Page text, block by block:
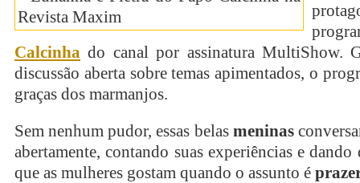
Calcinha do canal por assinatura MultiShow.
discussão aberta sobre temas apimentados, o
graças dos marmanjos.
Sem nenhum pudor, essas belas meninas
abertamente, contando suas experiências e dando
que as mulheres gostam quando o assunto é